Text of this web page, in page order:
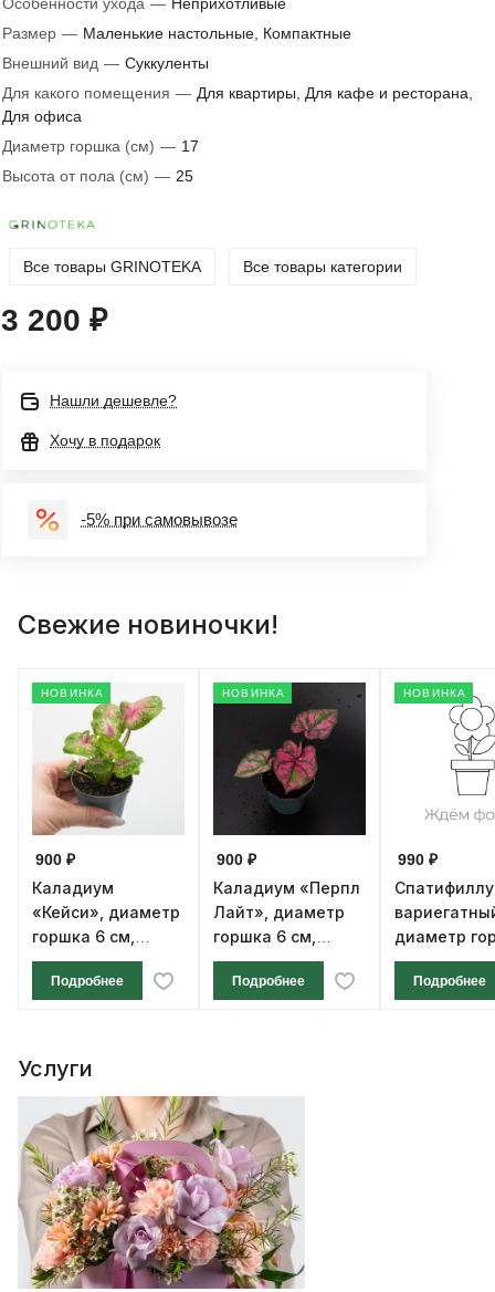
Размер — Маленькие настольные, Компактные
Внешний вид — Суккуленты
Для какого помещения — Для квартиры, Для кафе и ресторана,
Для офиса
Диаметр горшка (см) — 17
Высота от пола (см) — 25
Все товары GRINOTEKA Все товары категории
3 200 ₽
Нашли дешевле?
Хочу в подарок
-5% при самовывозе
Свежие новиночки!
НОВИНКА
900 ₽
Каладиум
«Кейси», диаметр
горшка 6 см,
высота 12 см
Подробнее
НОВИНКА
900 ₽
Каладиум «Перпл
Лайт», диаметр
горшка 6 см,
высота 12 см
Подробнее
НОВИНКА
990 ₽
диаметр
см, высота
Подробнее
Услуги